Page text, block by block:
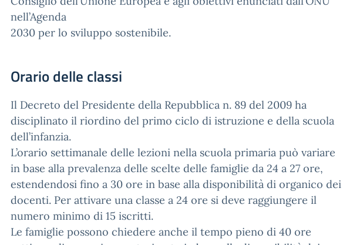
nell’Agenda
2030 per lo sviluppo sostenibile.
Orario delle classi
Il Decreto del Presidente della Repubblica n. 89 del 2009 ha
disciplinato il riordino del primo ciclo di istruzione e della scuola
dell’infanzia.
L’orario settimanale delle lezioni nella scuola primaria può variare
in base alla prevalenza delle scelte delle famiglie da 24 a 27 ore,
estendendosi fino a 30 ore in base alla disponibilità di organico dei
docenti. Per attivare una classe a 24 ore si deve raggiungere il
numero minimo di 15 iscritti.
Le famiglie possono chiedere anche il tempo pieno di 40 ore